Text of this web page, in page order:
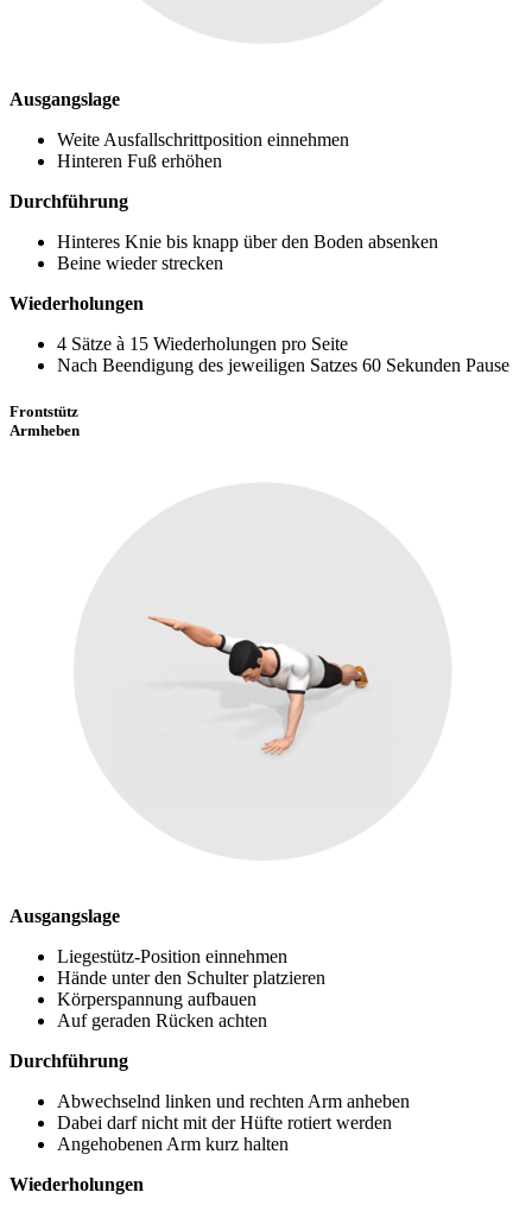
Ausgangslage
Weite Ausfallschrittposition einnehmen
Hinteren Fuß erhöhen
Durchführung
Hinteres Knie bis knapp über den Boden absenken
Beine wieder strecken
Wiederholungen
4 Sätze à 15 Wiederholungen pro Seite
Nach Beendigung des jeweiligen Satzes 60 Sekunden Pause
Frontstütz
Armheben
Ausgangslage
Liegestütz-Position einnehmen
Hände unter den Schulter platzieren
Körperspannung aufbauen
Auf geraden Rücken achten
Durchführung
Abwechselnd linken und rechten Arm anheben
Dabei darf nicht mit der Hüfte rotiert werden
Angehobenen Arm kurz halten
Wiederholungen